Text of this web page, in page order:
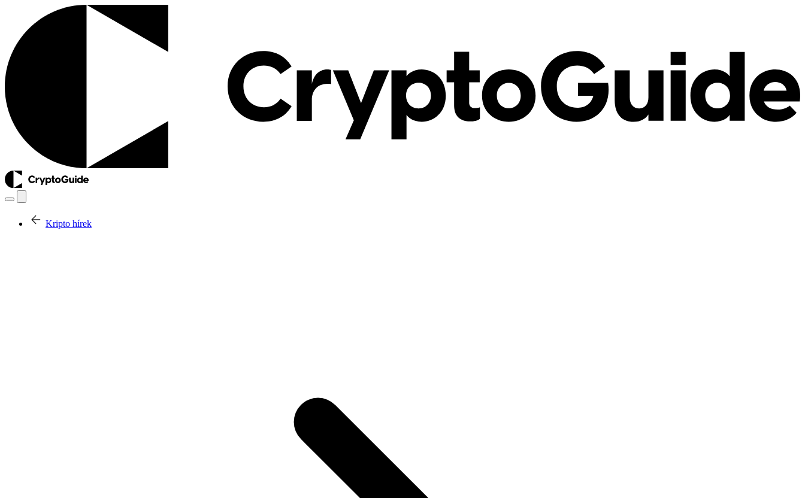
Kripto hírek